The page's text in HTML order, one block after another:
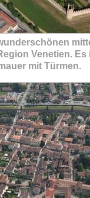
Venetien. Es
mit Türmen.